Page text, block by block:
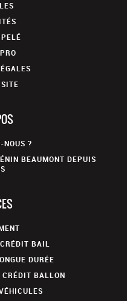
NOUS ?
BEAUMONT DEPUIS
BAIL
DURÉE
BALLON